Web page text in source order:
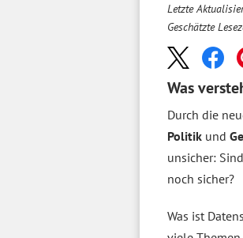
Letzte
Geschätzte
Was
Durch die
Politik und
unsicher:
noch sicher?
Was ist